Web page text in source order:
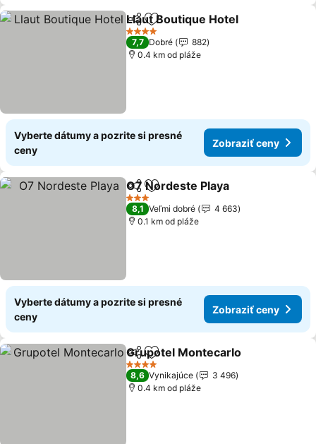
ZdieľaťPridať do obľúbených
Llaut Boutique Hotel
4 Počet hviezdičiek
7,7 Dobré
882
0.4 km od pláže
Vyberte dátumy a pozrite si presné
ceny
Zobraziť ceny
ZdieľaťPridať do obľúbených
O7 Nordeste Playa
3 Počet hviezdičiek
8,1 Veľmi dobré
4 663
0.1 km od pláže
Vyberte dátumy a pozrite si presné
ceny
Zobraziť ceny
ZdieľaťPridať do obľúbených
Grupotel Montecarlo
4 Počet hviezdičiek
8,6 Vynikajúce
3 496
0.4 km od pláže